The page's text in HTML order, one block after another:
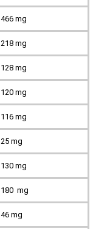
466 mg
218 mg
128 mg
120 mg
116 mg
25 mg
130 mg
180 mg
46 mg